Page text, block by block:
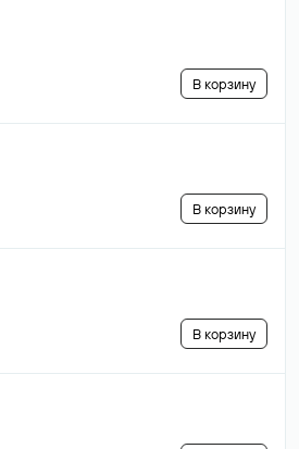
В корзину
В корзину
В корзину